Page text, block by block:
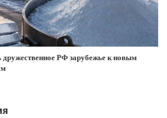
дружественное РФ зарубежье к новым